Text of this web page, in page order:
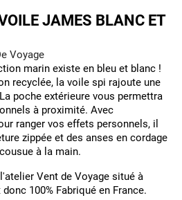
JAMES BLANC ET
Voyage
marin existe en bleu et blanc !
recyclée, la voile spi rajoute une
poche extérieure vous permettra
à proximité. Avec
ranger vos effets personnels, il
zippée et des anses en cordage
à la main.
Vent de Voyage situé à
100% Fabriqué en France.